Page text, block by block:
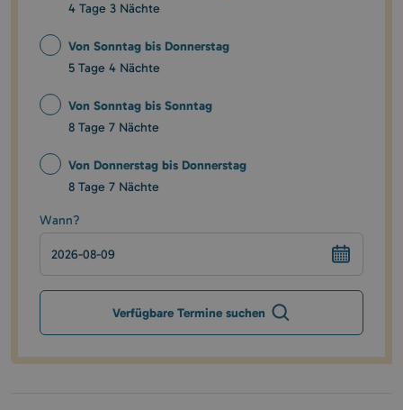
4 Tage 3 Nächte
Von Sonntag bis Donnerstag
5 Tage 4 Nächte
Von Sonntag bis Sonntag
8 Tage 7 Nächte
Von Donnerstag bis Donnerstag
8 Tage 7 Nächte
Wann?
Verfügbare Termine suchen